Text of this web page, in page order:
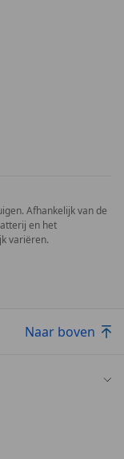
Afhankelijk van de
en het
variëren.
Naar boven